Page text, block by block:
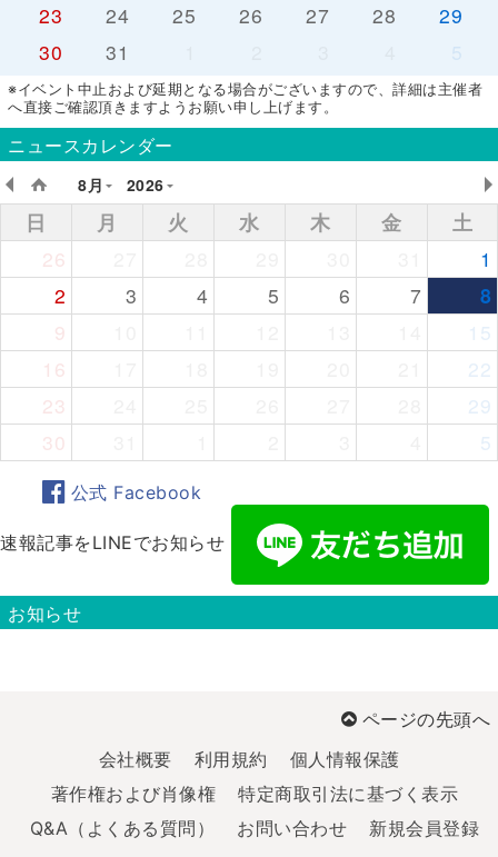
23
24 25 26 27 28
29
30
31 5
※イベント中止および延期となる場合がございますので、詳細は主催者
へ直接ご確認頂きますようお願い申し上げます。
ニュースカレンダー
8月
2026
日 月 火 水 木 金
土
26
1
2
3 4 5 6 7
8
9
15
16
22
23
29
30
5
公式 Facebook
速報記事をLINEでお知らせ
お知らせ
ページの先頭へ
会社概要
利用規約
個人情報保護
著作権および肖像権
特定商取引法に基づく表示
Q&A（よくある質問）
お問い合わせ 新規会員登録